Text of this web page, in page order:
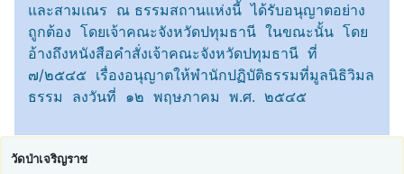
และสามเณร ณ ธรรมสถานแห่งนี้ ได้รับอนุญาตอย่าง
ถูกต้อง โดยเจ้าคณะจังหวัดปทุมธานี ในขณะนั้น โดย
อ้างถึงหนังสือคำสั่งเจ้าคณะจังหวัดปทุมธานี ที่
๗/๒๕๔๕ เรื่องอนุญาตให้พำนักปฏิบัติธรรมที่มูลนิธิวิมล
ธรรม ลงวันที่ ๑๒ พฤษภาคม พ.ศ. ๒๕๔๕
วัดป่าเจริญราช